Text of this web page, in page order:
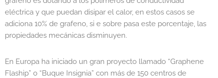
eléctrica y que puedan disipar el calor, en estos casos se
adiciona 10% de grafeno, si e sobre pasa este porcentaje, las
propiedades mecánicas disminuyen.
En Europa ha iniciado un gran proyecto llamado “Graphene
Flaship” o “Buque Insignia” con más de 150 centros de